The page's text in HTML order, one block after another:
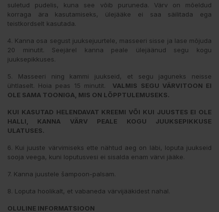
suletud pudelis, kuna see võib puruneda. Värv on mõeldud
korraga ära kasutamiseks, ülejääke ei saa säilitada ega
teistkordselt kasutada.
4. Kanna osa segust juuksejuurtele, masseeri sisse ja lase mõjuda
20 minutit. Seejärel kanna peale ülejäänud segu kogu
juuksepikkuses.
5. Masseeri ning kammi juukseid, et segu jaguneks neisse
ühtlaselt. Hoia peas 15 minutit. VALMIS SEGU VÄRVITOON EI
OLE SAMA TOONIGA, MIS ON LÕPPTULEMUSEKS.
KUI KASUTAD HELENDAVAT KREEMI VÕI KUI JUUSTES EI OLE
HALLI, KANNA VÄRV PEALE KOGU JUUKSEPIKKUSE
ULATUSES.
6. Kui juuste värvimiseks ette nähtud aeg on läbi, loputa juukseid
sooja veega, kuni loputusvesi ei sisalda enam värvi jääke.
7. Kanna juustele šampoon-palsam.
8. Loputa hoolikalt, et vabaneda värvijääkidest nahal.
OLULINE INFORMATSIOON